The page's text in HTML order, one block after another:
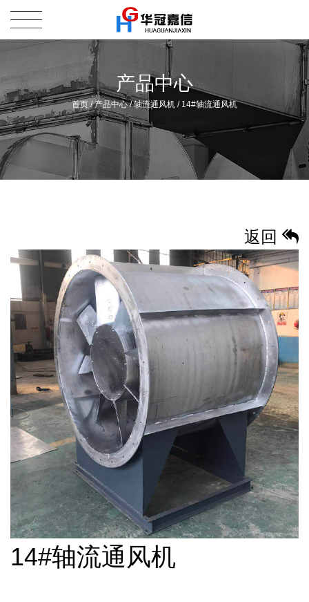
产品中心
首页 /产品中心/轴流通风机 / 14#轴流通风机
返回
14#轴流通风机